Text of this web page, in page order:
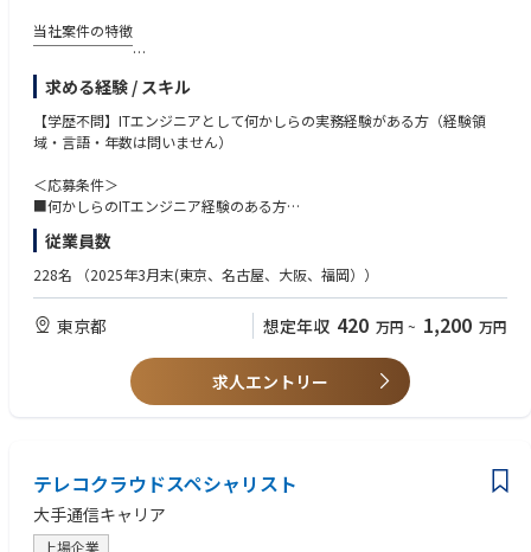
当社案件の特徴
￣￣￣￣￣￣￣
★上場グループならではの質の高さ
経験1年～：SESならではの多様な業種やプロジェクトで経験を積むチャン
スがあります。先輩エンジニアと共に、実際のプロジェクトで実務経験を
積みながら、段階的にスキルアップしていくことが可能です。
経験2～3年前後：豊富なキャリアパスのフィールドにて、ご自身の経験や
スキルを活かしながら、大手企業からのプライム案件を中心とした商流の
る市場価値を高めることが可能です。
経験5年～：フリーランスチームを率いるITコンサルタントとして上場企
業ならではの商流の高いクライアント案件にてプロジェクトの最上流から
全体を設計・統括する案件へ中長期的に参画いただき、独立まで一気通貫
＜案件例＞
・Web系顧客管理業務システム開発
・ロボット制御／プラットフォーム開発 etc.
求める経験 / スキル
【学歴不問】ITエンジニアとして何かしらの実務経験がある方（経験領
域・言語・年数は問いません）
＜応募条件＞
■何かしらのITエンジニア経験のある方
・開発・インフラ問わず（業界・経験年数不問）
＜活かせるスキル＞※必須ではありません
◎要件定義～設計フェーズの実務経験
◎開発・実装経験
◎Java、C言語、C#、C++、Go、PHP、Python、Ruby、Swift、Linux、J
avaScript、TypeScript、React.js、Vue.js、AWS、Azureの経験
◎リーダー・サブリーダー経験（規模問わず）
〇自身の経験や技術力をチーム貢献にも発揮したい
従業員数
228名 （2025年3月末(東京、名古屋、大阪、福岡））
東京都 想定年収 420 万円 ~ 1,200 万円
求人エントリー
テレコクラウドスペシャリスト
大手通信キャリア
上場企業